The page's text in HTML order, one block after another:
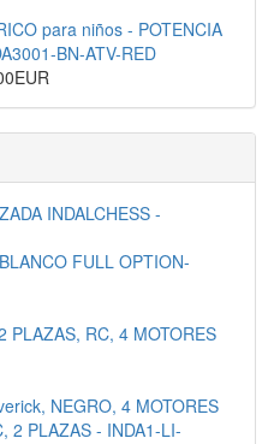
para niños - POTENCIA
BN-ATV-RED
INDALCHESS -
FULL OPTION-
PLAZAS, RC, 4 MOTORES
NEGRO, 4 MOTORES
2 PLAZAS - INDA1-LI-